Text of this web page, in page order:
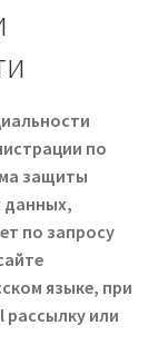
по
защиты
данных,
по запросу
языке, при
или